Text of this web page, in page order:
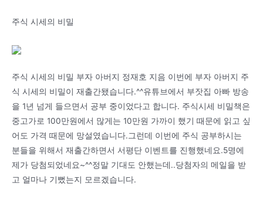
주식 시세의 비밀
주식 시세의 비밀 부자 아버지 정재호 지음 이번에 부자 아버지 주
식 시세의 비밀이 재출간됐습니다.^^유튜브에서 부잣집 아빠 방송
을 1년 넘게 들으면서 공부 중이었다고 합니다. 주식시세 비밀책은
중고가로 100만원에서 많게는 10만원 가까이 했기 때문에 읽고 싶
어도 가격 때문에 망설였습니다.그런데 이번에 주식 공부하시는
분들을 위해서 재출간하면서 서평단 이벤트를 진행했네요.5명에
제가 당첨되었네요~^^정말 기대도 안했는데..당첨자의 메일을 받
고 얼마나 기뻤는지 모르겠습니다.